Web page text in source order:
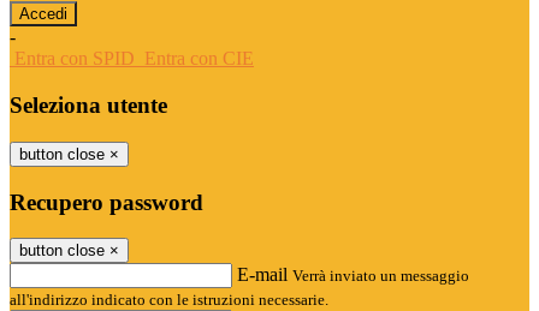
-
Entra con SPID Entra con CIE
Seleziona utente
button close ×
Recupero password
button close ×
E-mail Verrà inviato un messaggio
all'indirizzo indicato con le istruzioni necessarie.